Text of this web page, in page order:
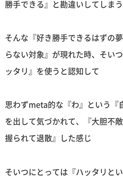
勝手できる』と勘違いしてしまう
そんな『好き勝手できるはずの
らない対象』が現れた時、そい
ッタリ』を使うと認知して
思わずmeta的な『わ』という『
を出して気づかれて、『大胆不
握られて退散』した感じ
そいつにとっては『ハッタリと